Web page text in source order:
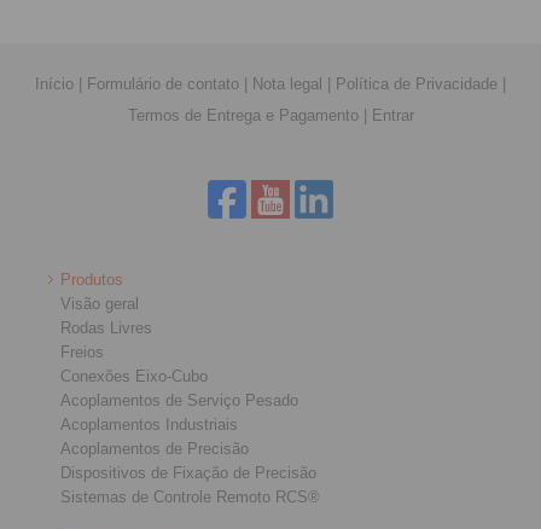
Início Formulário de contato Nota legal Política de Privacidade
Termos de Entrega e Pagamento| Entrar
Produtos
Visão geral
Rodas Livres
Freios
Conexões Eixo-Cubo
Acoplamentos de Serviço Pesado
Acoplamentos Industriais
Acoplamentos de Precisão
Dispositivos de Fixação de Precisão
Sistemas de Controle Remoto RCS®